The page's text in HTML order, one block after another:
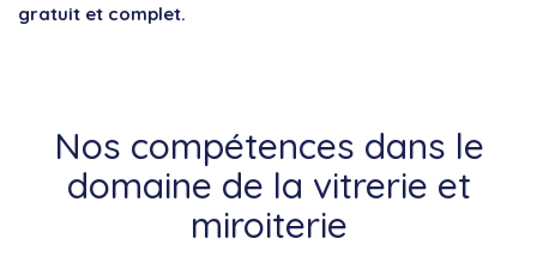
gratuit et complet.
Nos compétences dans le
domaine de la vitrerie et
miroiterie